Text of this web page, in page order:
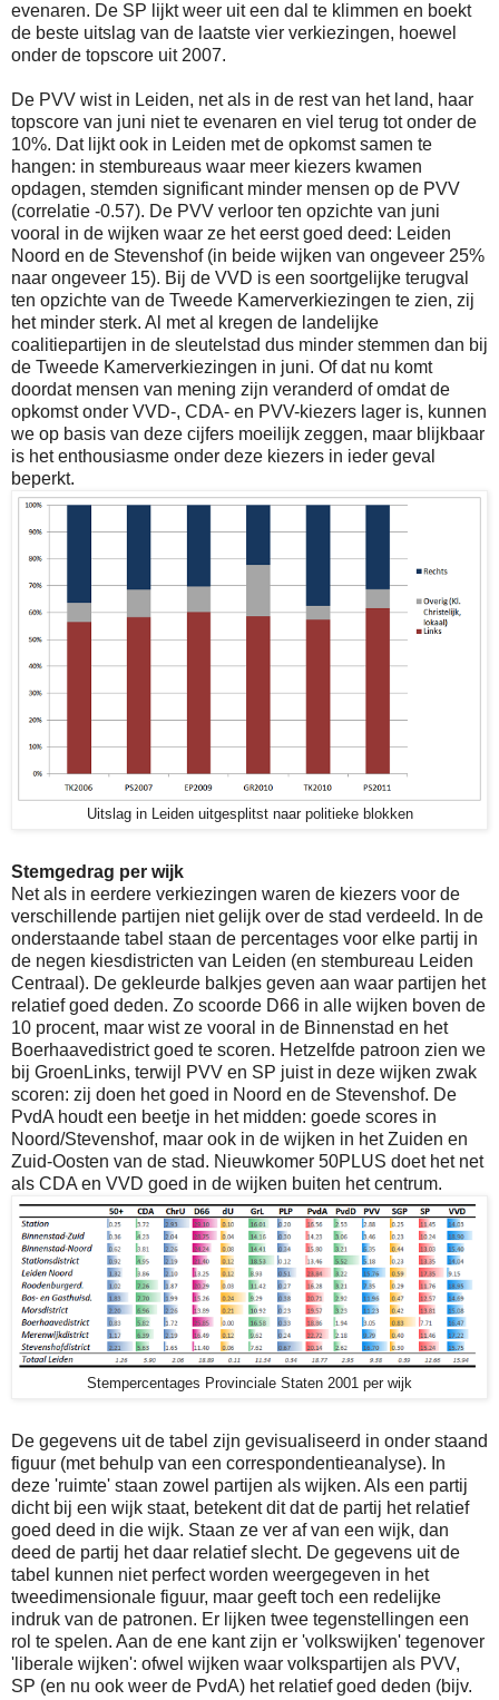
evenaren. De SP lijkt weer uit een dal te klimmen en boekt
de beste uitslag van de laatste vier verkiezingen, hoewel
onder de topscore uit 2007.
De PVV wist in Leiden, net als in de rest van het land, haar
topscore van juni niet te evenaren en viel terug tot onder de
10%. Dat lijkt ook in Leiden met de opkomst samen te
hangen: in stembureaus waar meer kiezers kwamen
opdagen, stemden significant minder mensen op de PVV
(correlatie -0.57). De PVV verloor ten opzichte van juni
vooral in de wijken waar ze het eerst goed deed: Leiden
Noord en de Stevenshof (in beide wijken van ongeveer 25%
naar ongeveer 15). Bij de VVD is een soortgelijke terugval
ten opzichte van de Tweede Kamerverkiezingen te zien, zij
het minder sterk. Al met al kregen de landelijke
coalitiepartijen in de sleutelstad dus minder stemmen dan bij
de Tweede Kamerverkiezingen in juni. Of dat nu komt
doordat mensen van mening zijn veranderd of omdat de
opkomst onder VVD-, CDA- en PVV-kiezers lager is, kunnen
we op basis van deze cijfers moeilijk zeggen, maar blijkbaar
is het enthousiasme onder deze kiezers in ieder geval
beperkt.
Uitslag in Leiden uitgesplitst naar politieke blokken
Stemgedrag per wijk
Net als in eerdere verkiezingen waren de kiezers voor de
verschillende partijen niet gelijk over de stad verdeeld. In de
onderstaande tabel staan de percentages voor elke partij in
de negen kiesdistricten van Leiden (en stembureau Leiden
Centraal). De gekleurde balkjes geven aan waar partijen het
relatief goed deden. Zo scoorde D66 in alle wijken boven de
10 procent, maar wist ze vooral in de Binnenstad en het
Boerhaavedistrict goed te scoren. Hetzelfde patroon zien we
bij GroenLinks, terwijl PVV en SP juist in deze wijken zwak
scoren: zij doen het goed in Noord en de Stevenshof. De
PvdA houdt een beetje in het midden: goede scores in
Noord/Stevenshof, maar ook in de wijken in het Zuiden en
Zuid-Oosten van de stad. Nieuwkomer 50PLUS doet het net
als CDA en VVD goed in de wijken buiten het centrum.
Stempercentages Provinciale Staten 2001 per wijk
De gegevens uit de tabel zijn gevisualiseerd in onder staand
figuur (met behulp van een correspondentieanalyse). In
deze 'ruimte' staan zowel partijen als wijken. Als een partij
dicht bij een wijk staat, betekent dit dat de partij het relatief
goed deed in die wijk. Staan ze ver af van een wijk, dan
deed de partij het daar relatief slecht. De gegevens uit de
tabel kunnen niet perfect worden weergegeven in het
tweedimensionale figuur, maar geeft toch een redelijke
indruk van de patronen. Er lijken twee tegenstellingen een
rol te spelen. Aan de ene kant zijn er 'volkswijken' tegenover
'liberale wijken': ofwel wijken waar volkspartijen als PVV,
SP (en nu ook weer de PvdA) het relatief goed deden (bijv.